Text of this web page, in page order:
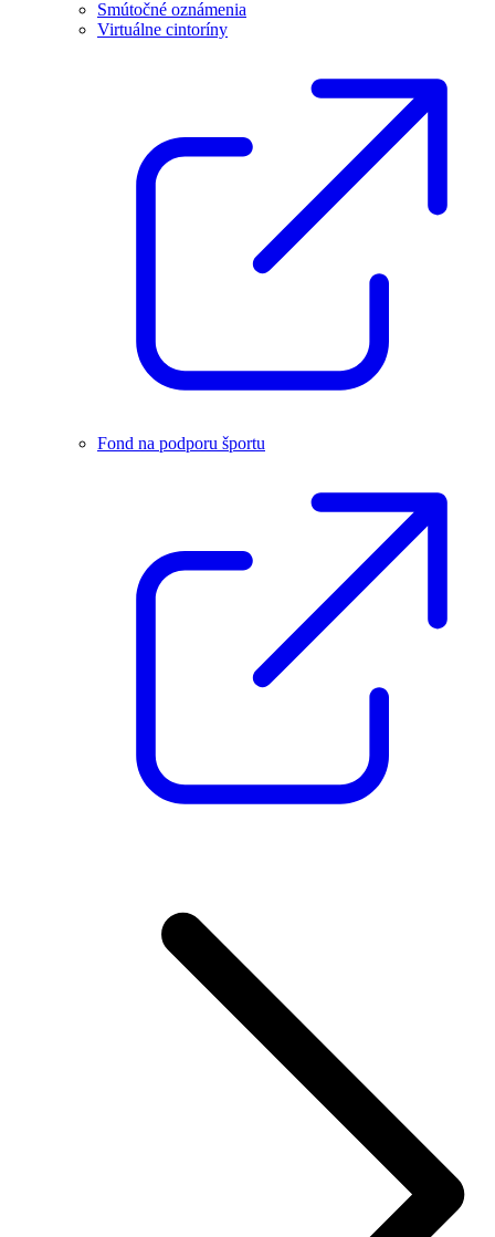
Smútočné oznámenia
Virtuálne cintoríny
Fond na podporu športu